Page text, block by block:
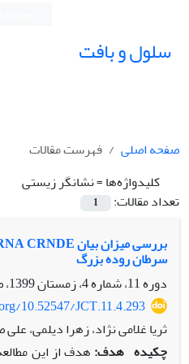
سلول و بافت
صفحه اصلی
فهرست مقالات
کلیدواژه‌ها =نشانگر زیستی
تعداد مقالات:
1
سرطان روده بزرگ
دوره 11، شماره 4، زمستان 1399، صفحه
10.52547/JCT.11.4.293
ثریا غلامی نژاد، زهرا دیلمی، علی
چکیده هدف: